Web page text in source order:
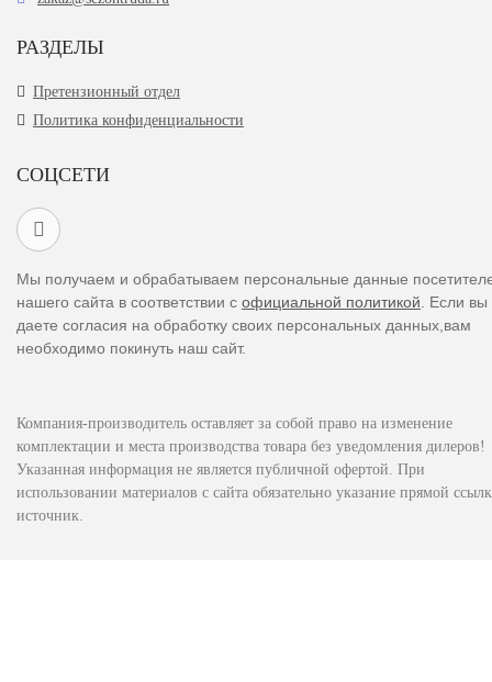
РАЗДЕЛЫ
Претензионный отдел
Политика конфиденциальности
СОЦСЕТИ
Мы получаем и обрабатываем персональные данные
нашего сайта в соответствии с официальной политикой . Если
даете согласия на обработку своих персональных данных,вам
необходимо покинуть наш сайт.
Компания-производитель оставляет за собой право на изменение
комплектации и места производства товара без уведомления дилеров!
Указанная информация не является публичной офертой. При
использовании материалов с сайта обязательно указание прямой
источник.